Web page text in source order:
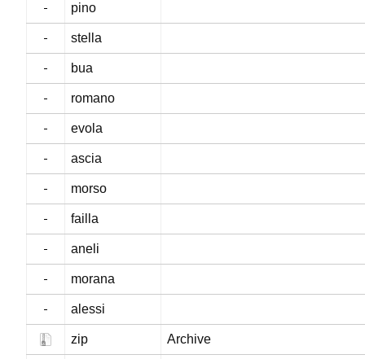
pino
stella
bua
romano
evola
ascia
morso
failla
aneli
morana
alessi
zip Archive